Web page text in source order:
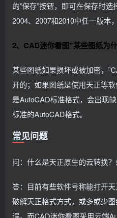
的”保存”按钮，即可在保存时选
2004、2007和2010中任一版本
2、CAD迷你看图”某些图纸为
某些图纸如果损坏或被加密，
开的；如果图纸是使用天正等
是AutoCAD标准格式，会出现
标准的AutoCAD格式。
常见问题
问：什么是天正原生的云转换
答：目前有些软件号称能打开
破解天正格式方式，或多或少
误。而CAD迷你看图采用云端